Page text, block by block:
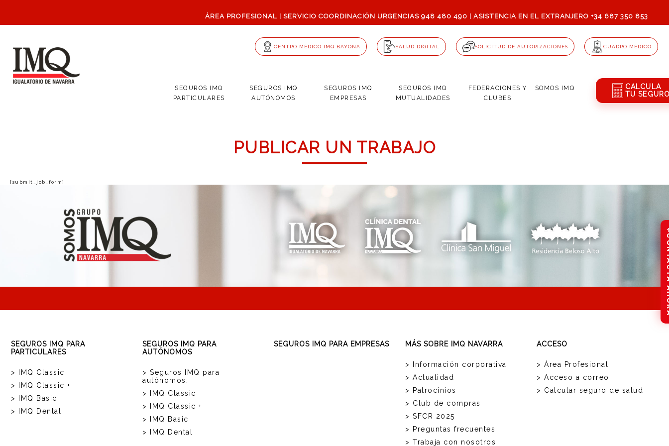
ÁREA PROFESIONAL SERVICIO COORDINACIÓN URGENCIAS 948 480 490 ASISTENCIA EN EL EXTRANJERO +34 687 350 853
CENTRO MÉDICO IMQ BAYONA SALUD DIGITAL SOLICITUD DE AUTORIZACIONES CUADRO MÉDICO
SEGUROS IMQ
PARTICULARES
SEGUROS IMQ
AUTÓNOMOS
SEGUROS IMQ
EMPRESAS
SEGUROS IMQ
MUTUALIDADES
FEDERACIONES Y
CLUBES
SOMOS IMQ
CALCULA
TU
PUBLICAR UN TRABAJO
[submit_job_form]
SEGUROS IMQ PARA
PARTICULARES
> IMQ Classic
> IMQ Classic +
> IMQ Basic
> IMQ Dental
SEGUROS IMQ PARA
AUTÓNOMOS
> Seguros IMQ para
autónomos:
> IMQ Classic
> IMQ Classic +
> IMQ Basic
> IMQ Dental
SEGUROS IMQ PARA EMPRESAS MÁS SOBRE IMQ NAVARRA
> Información corporativa
> Actualidad
> Patrocinios
> Club de compras
> SFCR 2025
> Preguntas frecuentes
> Trabaja con nosotros
ACCESO
> Área Profesional
> Acceso a correo
> Calcular seguro de salud